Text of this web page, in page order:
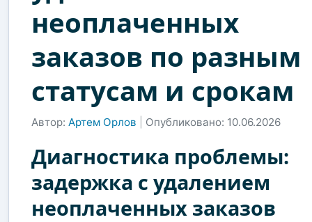
неоплаченных
заказов по разным
статусам и срокам
Автор: Артем Орлов Опубликовано: 10.06.2026
Диагностика проблемы:
задержка с удалением
неоплаченных заказов